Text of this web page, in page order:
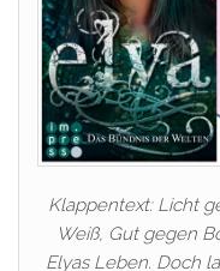
Klappentext: Licht
Weiß, Gut gegen
Elyas Leben. Doch